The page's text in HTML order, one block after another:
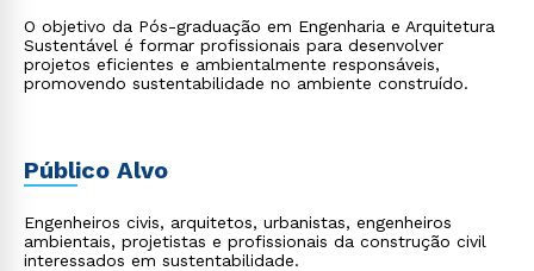
O objetivo da Pós-graduação em Engenharia e Arquitetura
Sustentável é formar profissionais para desenvolver
projetos eficientes e ambientalmente responsáveis,
promovendo sustentabilidade no ambiente construído.
Público Alvo
Engenheiros civis, arquitetos, urbanistas, engenheiros
ambientais, projetistas e profissionais da construção civil
interessados em sustentabilidade.